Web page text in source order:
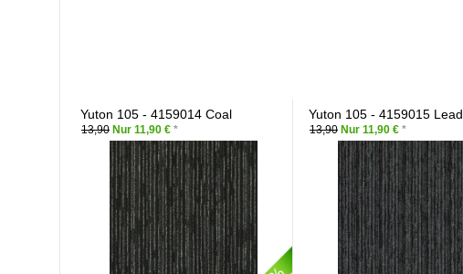
Yuton 105 - 4159014 Coal
13,90 Nur 11,90 € *
Yuton 105 - 4159015 Lead
13,90 Nur 11,90 € *